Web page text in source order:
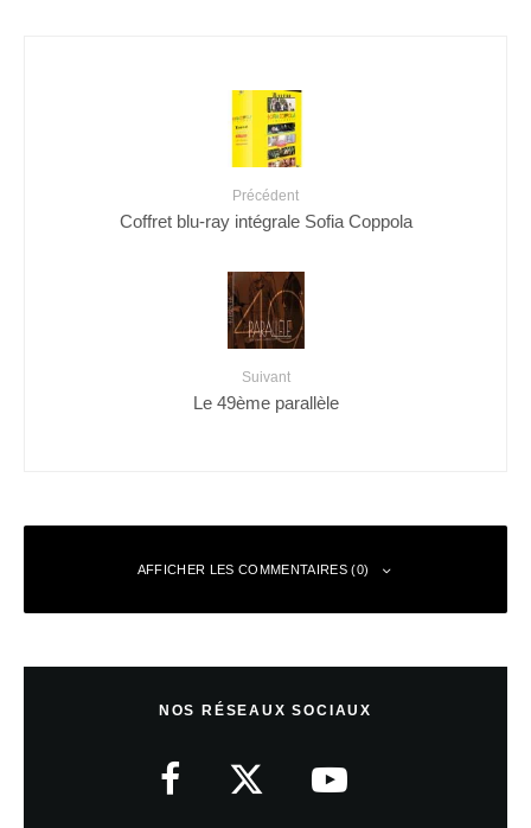
Précédent
Coffret blu-ray intégrale Sofia Coppola
Suivant
Le 49ème parallèle
AFFICHER LES COMMENTAIRES (0)
NOS RÉSEAUX SOCIAUX